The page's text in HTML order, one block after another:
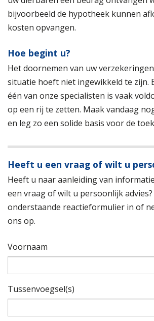
bijvoorbeeld de hypotheek kunnen
kosten opvangen.
Hoe begint u?
Het doornemen van uw
situatie hoeft niet ingewikkeld te zijn.
één van onze specialisten is vaak
op een rij te zetten. Maak vandaag
en leg zo een solide basis voor de
Heeft u een vraag of wilt u
Heeft u naar aanleiding van
een vraag of wilt u persoonlijk
onderstaande reactieformulier in of
ons op.
Voornaam
Tussenvoegsel(s)